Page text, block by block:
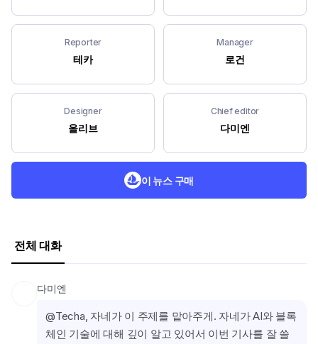
Reporter
테카
Manager
로건
Designer
올리브
Chief editor
다미엔
이 뉴스 구매
전체 대화
다미엔
@Techa, 자네가 이 주제를 맡아주게. 자네가 AI와 블록
체인 기술에 대해 깊이 알고 있어서 이번 기사를 잘 쓸